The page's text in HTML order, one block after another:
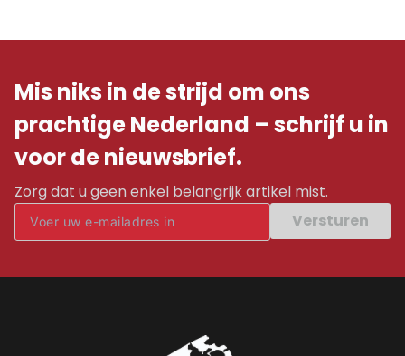
Mis niks in de strijd om ons
prachtige Nederland – schrijf u in
voor de nieuwsbrief.
Zorg dat u geen enkel belangrijk artikel mist.
Versturen